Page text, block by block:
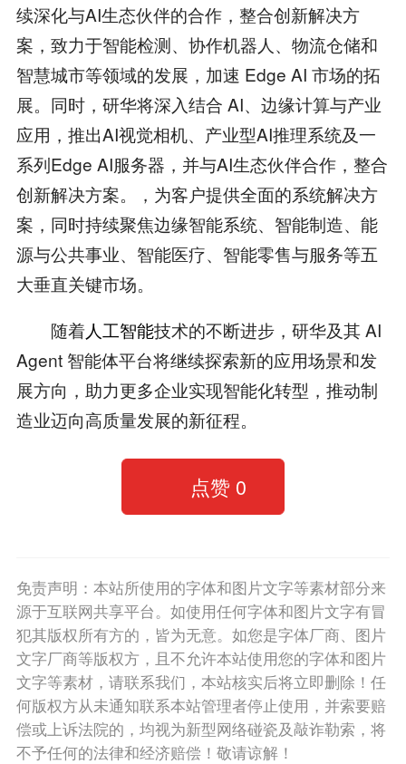
续深化与AI生态伙伴的合作，整合创新解决方
案，致力于智能检测、协作机器人、物流仓储和
智慧城市等领域的发展，加速 Edge AI 市场的拓
展。同时，研华将深入结合 AI、边缘计算与产业
应用，推出AI视觉相机、产业型AI推理系统及一
系列Edge AI服务器，并与AI生态伙伴合作，整合
创新解决方案。，为客户提供全面的系统解决方
案，同时持续聚焦边缘智能系统、智能制造、能
源与公共事业、智能医疗、智能零售与服务等五
大垂直关键市场。
随着人工智能技术的不断进步，研华及其 AI
Agent 智能体平台将继续探索新的应用场景和发
展方向，助力更多企业实现智能化转型，推动制
造业迈向高质量发展的新征程。
点赞 0
免责声明：本站所使用的字体和图片文字等素材部分来
源于互联网共享平台。如使用任何字体和图片文字有冒
犯其版权所有方的，皆为无意。如您是字体厂商、图片
文字厂商等版权方，且不允许本站使用您的字体和图片
文字等素材，请联系我们，本站核实后将立即删除！任
何版权方从未通知联系本站管理者停止使用，并索要赔
偿或上诉法院的，均视为新型网络碰瓷及敲诈勒索，将
不予任何的法律和经济赔偿！敬请谅解！